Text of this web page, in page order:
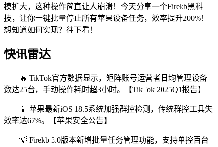
模扩大，这种操作简直让人崩溃！今天分享一个Firekb黑科
技，让你一键批量停止所有苹果设备任务，效率提升200%！
想知道如何实现？往下看！
快讯雷达
🔥 TikTok官方数据显示，矩阵账号运营者日均管理设备
数达25台，手动操作耗时超3小时。【TikTok 2025Q1报告】
📱 苹果最新iOS 18.5系统加强群控检测，传统群控工具失
效率达67%。【苹果安全公告】
💡 Firekb 3.0版本新增批量任务管理功能，支持单控百台